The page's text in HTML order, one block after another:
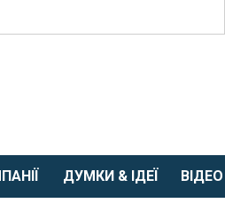
ДУМКИ & ІДЕЇ ВІДЕО